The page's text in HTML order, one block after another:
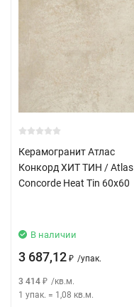
Керамогранит Атлас
Конкорд ХИТ ТИН / Atlas
Concorde Heat Tin 60x60
В наличии
3 687,12 ₽ /упак.
3 414 ₽ /кв.м.
1 упак. = 1,08 кв.м.